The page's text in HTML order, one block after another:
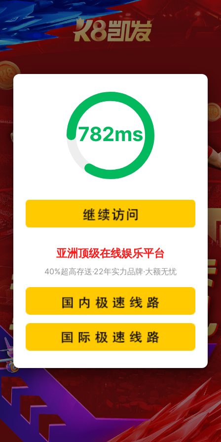
782ms
亚洲顶级在线娱乐平台
40%超高存送·22年实力品牌·大额无忧